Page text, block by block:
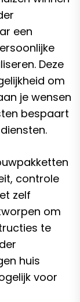
een
Deze
om
je wensen
bespaart
controle
zelf
om
te
huis
voor